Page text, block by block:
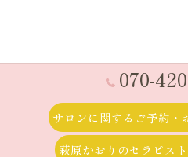
070-
サロンに関するご予約・
萩原かおりのセラピス